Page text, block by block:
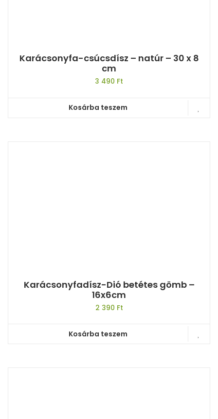
Karácsonyfa-csúcsdísz – natúr – 30 x 8
cm
3 490 Ft
Kosárba teszem
Karácsonyfadísz-Dió betétes gömb –
16x6cm
2 390 Ft
Kosárba teszem